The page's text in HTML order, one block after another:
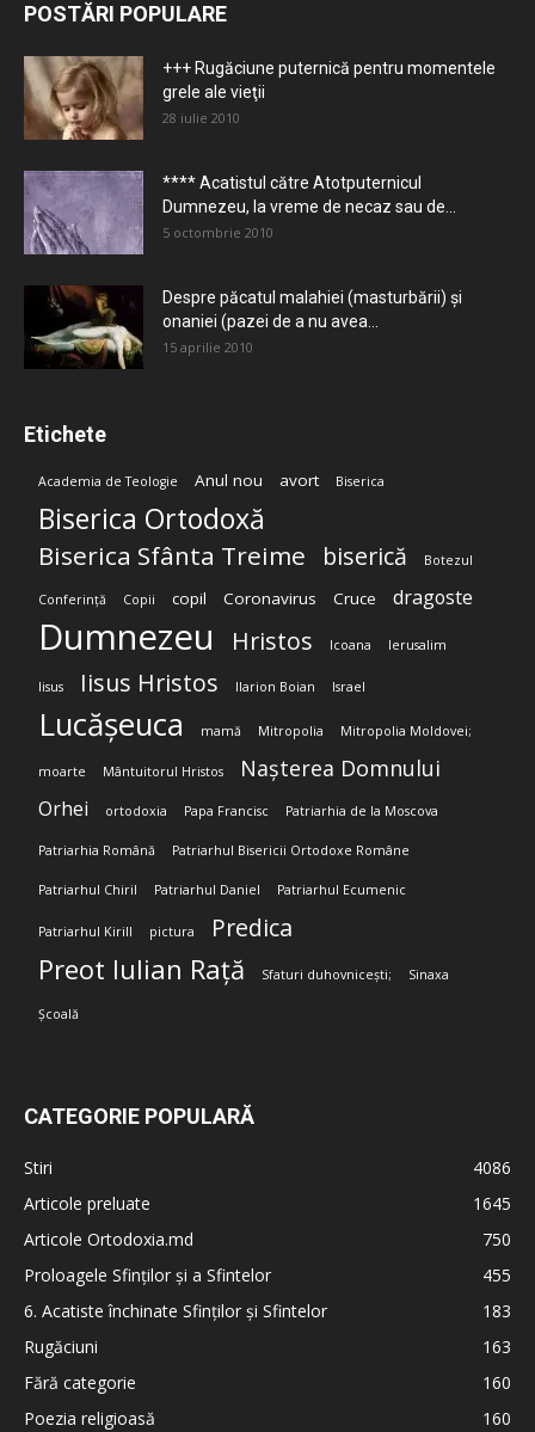
POSTĂRI POPULARE
+++ Rugăciune puternică pentru momentele
grele ale vieţii
28 iulie 2010
**** Acatistul către Atotputernicul
Dumnezeu, la vreme de necaz sau de...
5 octombrie 2010
Despre păcatul malahiei (masturbării) şi
onaniei (pazei de a nu avea...
15 aprilie 2010
Etichete
Academia de Teologie Anul nou avort Biserica
Biserica Ortodoxă
Biserica Sfânta Treime biserică Botezul
Conferință Copii copil Coronavirus Cruce dragoste
Dumnezeu Hristos Icoana Ierusalim
Iisus Iisus Hristos Ilarion Boian Israel
Lucășeuca mamă Mitropolia Mitropolia Moldovei;
moarte Mântuitorul Hristos Nașterea Domnului
Orhei ortodoxia Papa Francisc Patriarhia de la Moscova
Patriarhia Română Patriarhul Bisericii Ortodoxe Române
Patriarhul Chiril Patriarhul Daniel Patriarhul Ecumenic
Patriarhul Kirill pictura Predica
Preot Iulian Rață Sfaturi duhovnicești; Sinaxa
Școală
CATEGORIE POPULARĂ
Stiri
4086
Articole preluate
1645
Articole Ortodoxia.md
750
Proloagele Sfinților și a Sfintelor
455
6. Acatiste închinate Sfinților și Sfintelor
183
Rugăciuni
163
Fără categorie
160
Poezia religioasă
160